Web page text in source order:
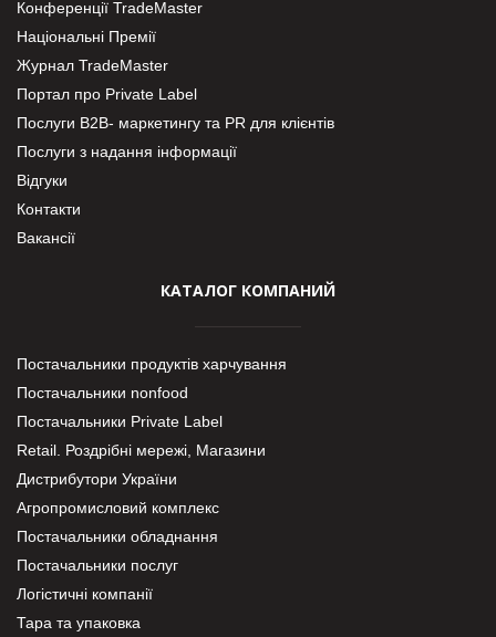
Конференції TradeMaster
Національні Премії
Журнал TradeMaster
Портал про Private Label
Послуги В2В- маркетингу та PR для клієнтів
Послуги з надання інформації
Відгуки
Контакти
Вакансії
КАТАЛОГ КОМПАНИЙ
Постачальники продуктів харчування
Постачальники nonfood
Постачальники Private Label
Retail. Роздрібні мережі, Магазини
Дистрибутори України
Агропромисловий комплекс
Постачальники обладнання
Постачальники послуг
Логістичні компанії
Тара та упаковка